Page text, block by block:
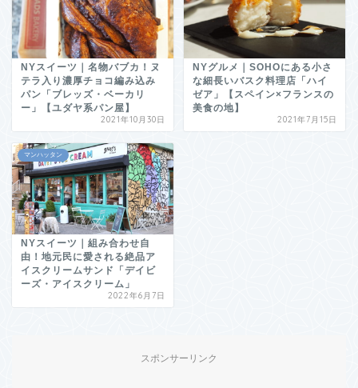
NYスイーツ｜名物バブカ！ヌ
テラ入り濃厚チョコ編み込み
パン「ブレッズ・ベーカリ
ー」【ユダヤ系パン屋】
2021年10月30日
NYグルメ｜SOHOにある小さ
な細長いバスク料理店「ハイ
ゼア」【スペイン×フランスの
美食の地】
2021年7月15日
マンハッタン
NYスイーツ｜組み合わせ自
由！地元民に愛される絶品ア
イスクリームサンド「デイビ
ーズ・アイスクリーム」
2022年6月7日
スポンサーリンク